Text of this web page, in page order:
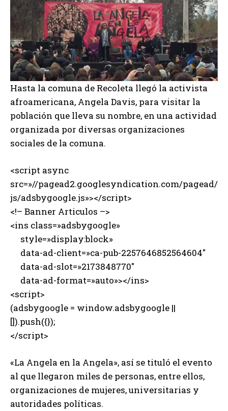
Hasta la comuna de Recoleta llegó la activista
afroamericana, Angela Davis, para visitar la
población que lleva su nombre, en una actividad
organizada por diversas organizaciones
sociales de la comuna.
<script async
src=»//pagead2.googlesyndication.com/pagead/
js/adsbygoogle.js»></script>
<!– Banner Articulos –>
<ins class=»adsbygoogle»
style=»display:block»
data-ad-client=»ca-pub-2257646852564604″
data-ad-slot=»2173848770″
data-ad-format=»auto»></ins>
<script>
(adsbygoogle = window.adsbygoogle ||
[]).push({});
</script>
«La Angela en la Angela», así se tituló el evento
al que llegaron miles de personas, entre ellos,
organizaciones de mujeres, universitarias y
autoridades políticas.